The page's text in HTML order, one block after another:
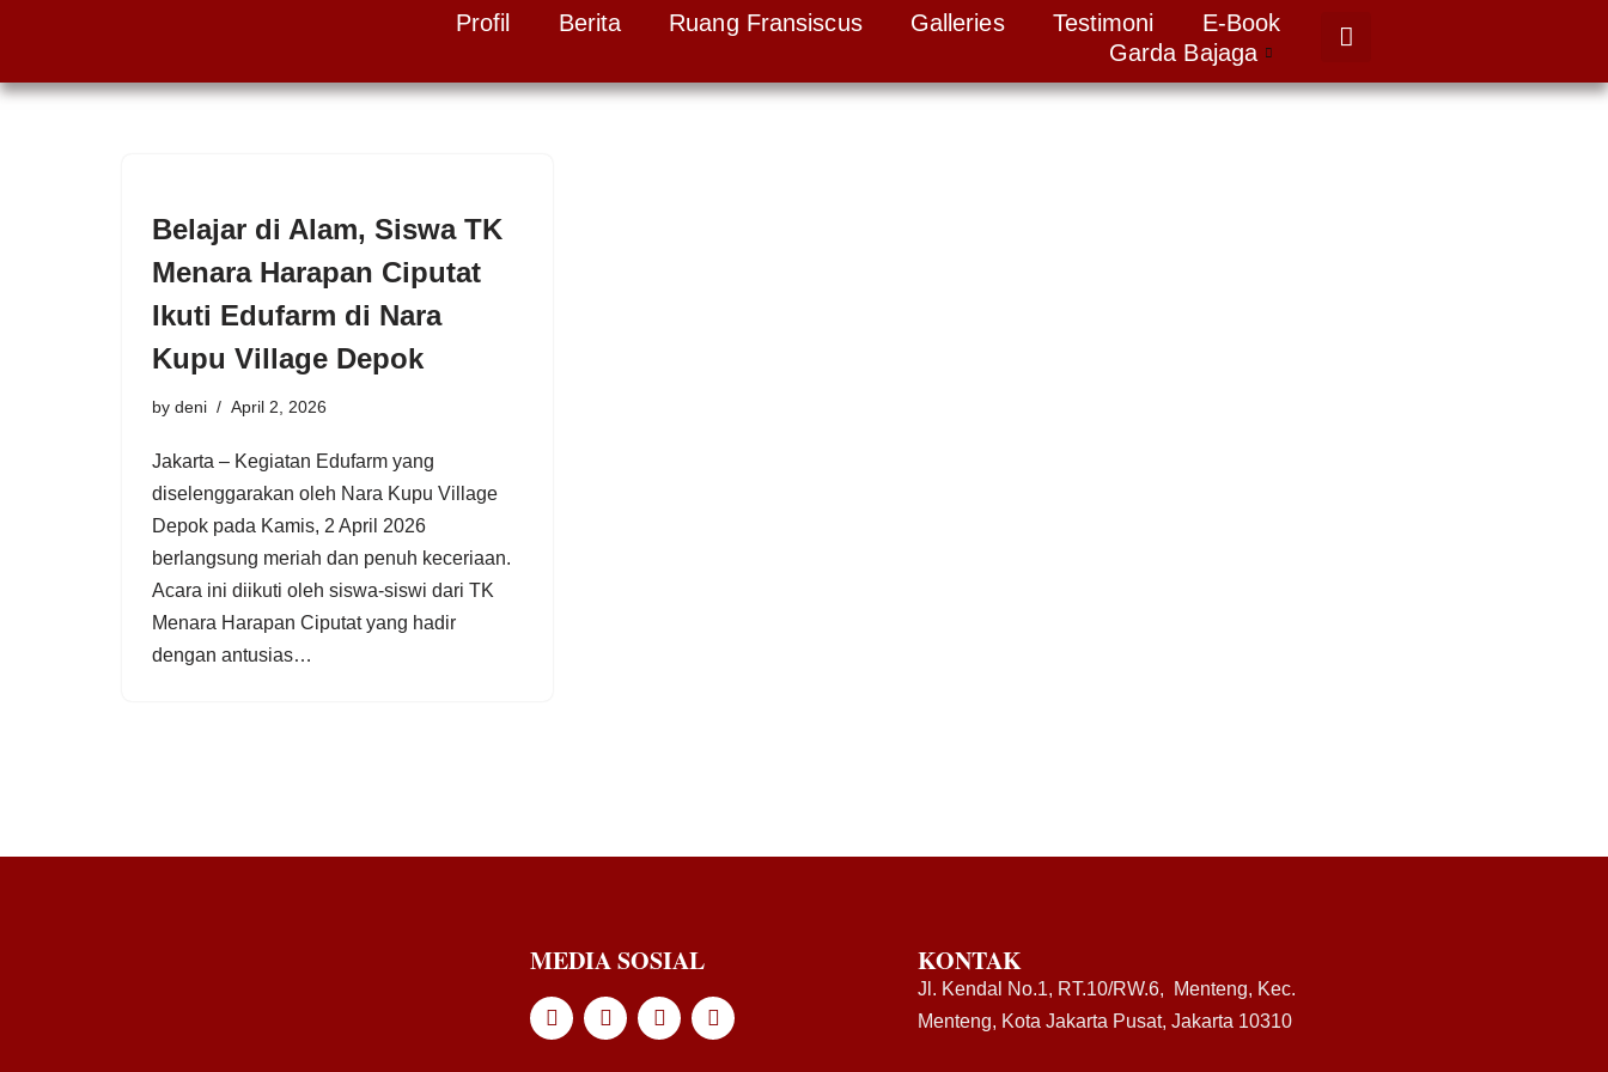
to
Profil Berita Ruang Fransiscus Galleries Testimoni
E-Book
Garda Bajaga
Belajar di Alam, Siswa TK
Menara Harapan Ciputat
Ikuti Edufarm di Nara
Kupu Village Depok
by deni April 2, 2026
Jakarta – Kegiatan Edufarm yang
diselenggarakan oleh Nara Kupu Village
Depok pada Kamis, 2 April 2026
berlangsung meriah dan penuh keceriaan.
Acara ini diikuti oleh siswa-siswi dari TK
Menara Harapan Ciputat yang hadir
dengan antusias…
MEDIA SOSIAL KONTAK
Jl. Kendal No.1, RT.10/RW.6, Menteng, Kec.
Menteng, Kota Jakarta Pusat, Jakarta 10310